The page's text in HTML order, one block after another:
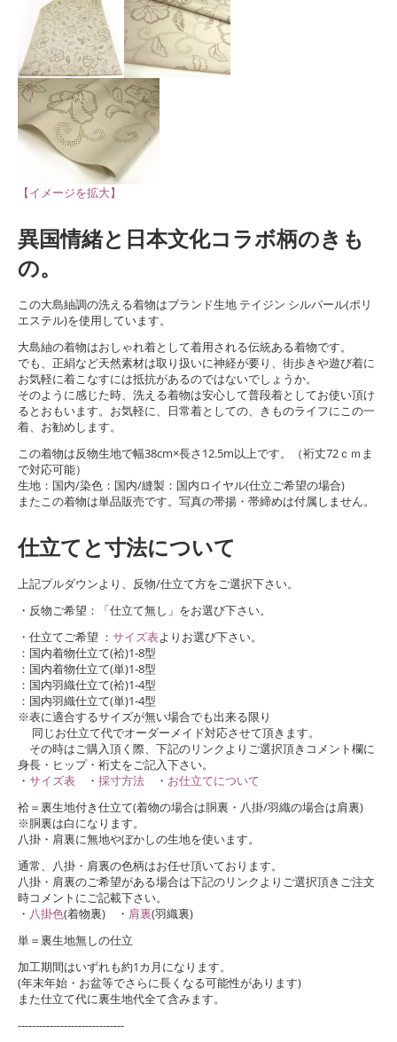
【イメージを拡大】
異国情緒と日本文化コラボ柄のきも
の。
この大島紬調の洗える着物はブランド生地 テイジン シルパール(ポリ
エステル)を使用しています。
大島紬の着物はおしゃれ着として着用される伝統ある着物です。
でも、正絹など天然素材は取り扱いに神経が要り、街歩きや遊び着に
お気軽に着こなすには抵抗があるのではないでしょうか。
そのように感じた時、洗える着物は安心して普段着としてお使い頂け
るとおもいます。お気軽に、日常着としての、きものライフにこの一
着、お勧めします。
この着物は反物生地で幅38cm×長さ12.5m以上です。（裄丈72ｃｍま
で対応可能）
生地：国内/染色：国内/縫製：国内ロイヤル(仕立ご希望の場合)
またこの着物は単品販売です。写真の帯揚・帯締めは付属しません。
仕立てと寸法について
上記プルダウンより、反物/仕立て方をご選択下さい。
・反物ご希望：「仕立て無し」をお選び下さい。
・仕立てご希望 ： サイズ表よりお選び下さい。
：国内着物仕立て(袷)1-8型
：国内着物仕立て(単)1-8型
：国内羽織仕立て(袷)1-4型
：国内羽織仕立て(単)1-4型
※表に適合するサイズが無い場合でも出来る限り
同じお仕立て代でオーダーメイド対応させて頂きます。
その時はご購入頂く際、下記のリンクよりご選択頂きコメント欄に
身長・ヒップ・裄丈をご記入下さい。
・ サイズ表 ・ 採寸方法 ・ お仕立てについて
袷＝裏生地付き仕立て(着物の場合は胴裏・八掛/羽織の場合は肩裏)
※胴裏は白になります。
八掛・肩裏に無地やぼかしの生地を使います。
通常、八掛・肩裏の色柄はお任せ頂いております。
八掛・肩裏のご希望がある場合は下記のリンクよりご選択頂きご注文
時コメントにご記載下さい。
・ 八掛色(着物裏) ・ 肩裏(羽織裏)
単＝裏生地無しの仕立
加工期間はいずれも約1カ月になります。
(年末年始・お盆等でさらに長くなる可能性があります)
また仕立て代に裏生地代全て含みます。
------------------------------